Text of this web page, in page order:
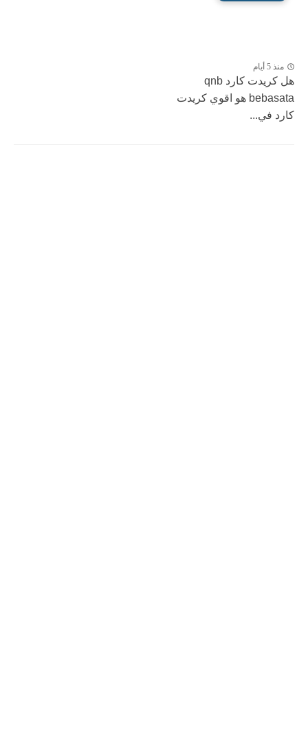
منذ 5 أيام
هل كريدت كارد qnb
bebasata هو اقوي كريدت
كارد في...